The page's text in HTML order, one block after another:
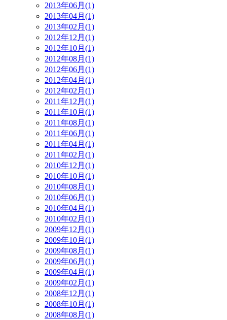
2013年06月(1)
2013年04月(1)
2013年02月(1)
2012年12月(1)
2012年10月(1)
2012年08月(1)
2012年06月(1)
2012年04月(1)
2012年02月(1)
2011年12月(1)
2011年10月(1)
2011年08月(1)
2011年06月(1)
2011年04月(1)
2011年02月(1)
2010年12月(1)
2010年10月(1)
2010年08月(1)
2010年06月(1)
2010年04月(1)
2010年02月(1)
2009年12月(1)
2009年10月(1)
2009年08月(1)
2009年06月(1)
2009年04月(1)
2009年02月(1)
2008年12月(1)
2008年10月(1)
2008年08月(1)